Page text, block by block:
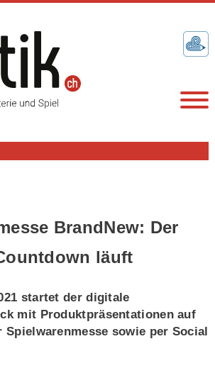
BrandNew: Der
läuft
startet der digitale
mit Produktpräsentationen auf
Spielwarenmesse sowie per Social